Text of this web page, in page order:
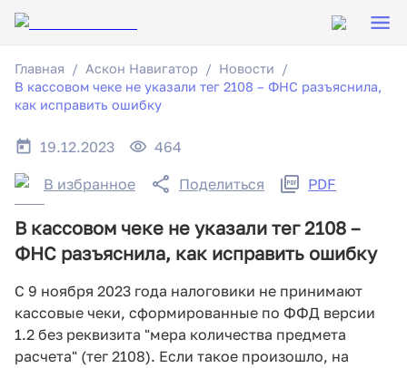
Главная Аскон Навигатор
Новости
В кассовом чеке не указали тег 2108 – ФНС разъяснила,
как исправить ошибку
19.12.2023 464
В избранное Поделиться PDF
В кассовом чеке не указали тег 2108 –
ФНС разъяснила, как исправить ошибку
С 9 ноября 2023 года налоговики не принимают
кассовые чеки, сформированные по ФФД версии
1.2 без реквизита "мера количества предмета
расчета" (тег 2108). Если такое произошло, на